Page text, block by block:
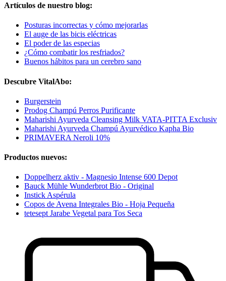
Artículos de nuestro blog:
Posturas incorrectas y cómo mejorarlas
El auge de las bicis eléctricas
El poder de las especias
¿Cómo combatir los resfriados?
Buenos hábitos para un cerebro sano
Descubre VitalAbo:
Burgerstein
Prodog Champú Perros Purificante
Maharishi Ayurveda Cleansing Milk VATA-PITTA Exclusiv
Maharishi Ayurveda Champú Ayurvédico Kapha Bio
PRIMAVERA Neroli 10%
Productos nuevos:
Doppelherz aktiv - Magnesio Intense 600 Depot
Bauck Mühle Wunderbrot Bio - Original
Instick Aspérula
Copos de Avena Integrales Bio - Hoja Pequeña
tetesept Jarabe Vegetal para Tos Seca